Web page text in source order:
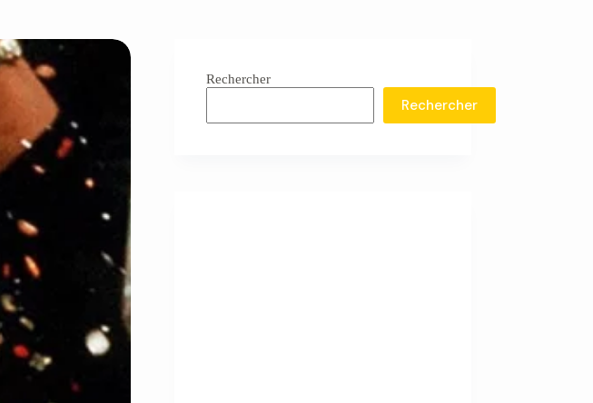
Rechercher
Rechercher